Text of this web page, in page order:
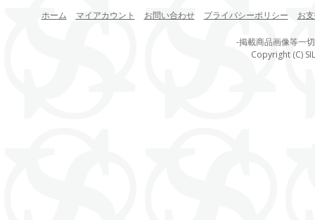
ホーム マイアカウント お問い合わせ プライバシーポリシー お
-掲載商品画像等一
Copyright (C)